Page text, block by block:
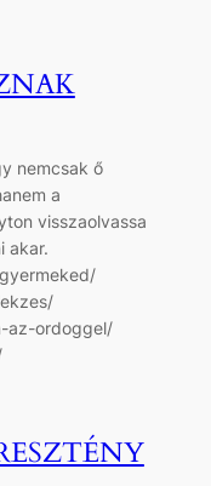
nemcsak ő
a
visszaolvassa
akar.
az-ordoggel/